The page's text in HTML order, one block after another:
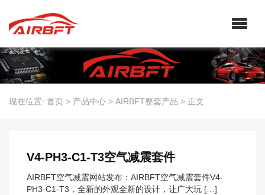
现在位置: 首页 > 产品中心 > AIRBFT整套产品 > 正文
V4-PH3-C1-T3空气减震套件
AIRBFT空气减震网站发布：AIRBFT空气减震套件V4-
PH3-C1-T3，全新的外观全新的设计，让广大玩 […]